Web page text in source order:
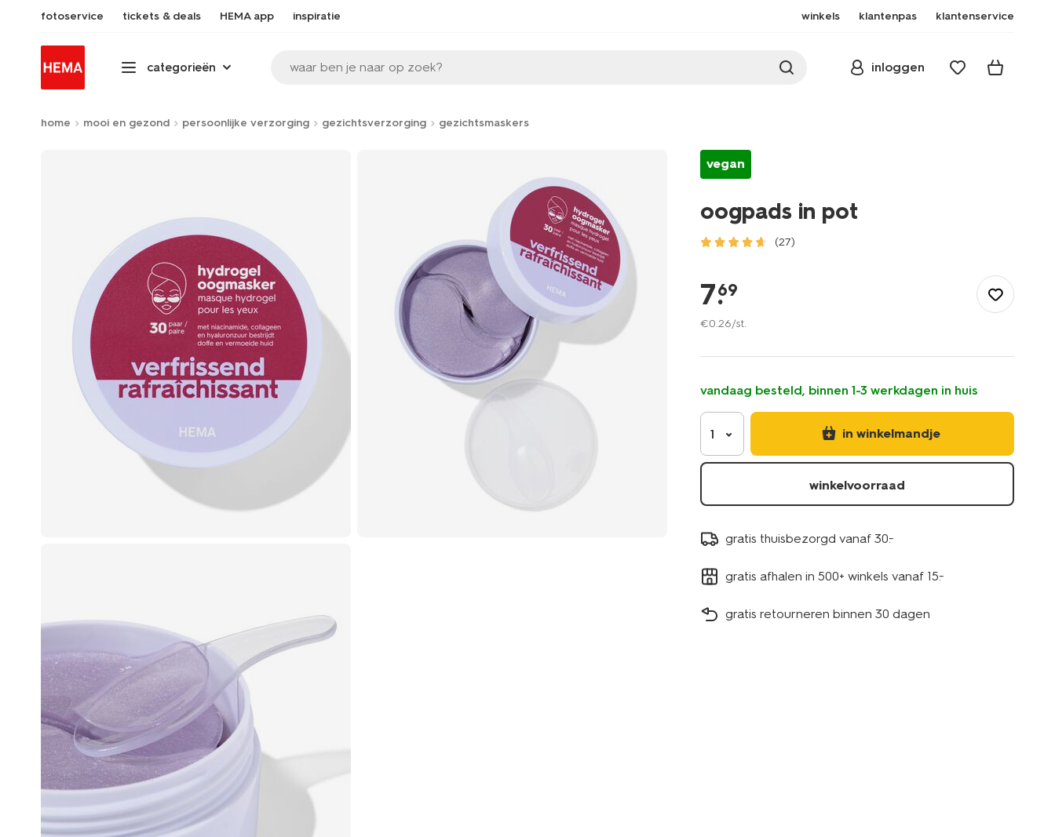
fotoservice tickets & deals HEMA app inspiratie winkels klantenpas klantenservice
categorieën waar ben je naar op zoek? inloggen
home mooi en gezond persoonlijke verzorging gezichtsverzorging gezichtsmaskers
vegan
oogpads in pot
(27)
verzorging/gezichtsverzorging/gezichtsmaskers/oogpads-
pot-
7.
69
€0.26/st.
vandaag besteld, binnen 1-3 werkdagen in huis
1 in winkelmandje
winkelvoorraad
gratis thuisbezorgd vanaf 30.-
gratis afhalen in 500+ winkels vanaf 15.-
gratis retourneren binnen 30 dagen